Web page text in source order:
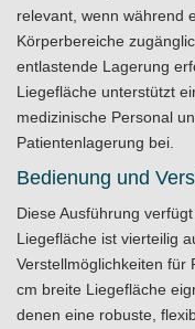
relevant, wenn während
Körperbereiche
entlastende Lagerung
Liegefläche unterstützt
medizinische Personal
Patientenlagerung bei.
Bedienung und
Diese Ausführung
Liegefläche ist vierteilig
Verstellmöglichkeiten für
cm breite Liegefläche
denen eine robuste,